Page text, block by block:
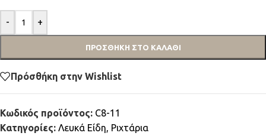
- +
ΠΡΟΣΘΉΚΗ ΣΤΟ ΚΑΛΆΘΙ
Πρόσθήκη στην Wishlist
Κωδικός προϊόντος: C8-11
Κατηγορίες: Λευκά Είδη, Ριχτάρια